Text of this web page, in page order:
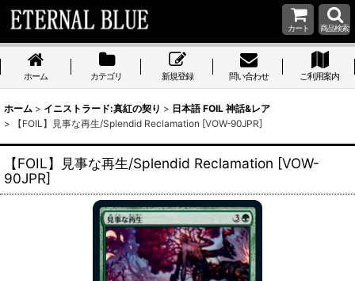
カート 商品検索
ホーム カテゴリ 新規登録 問い合わせ ご利用案内
ホーム > イニストラード:真紅の契り > 日本語 FOIL 神話&レア
>
【FOIL】見事な再生/Splendid Reclamation [VOW-90JPR]
【FOIL】見事な再生/Splendid Reclamation [VOW-
90JPR]